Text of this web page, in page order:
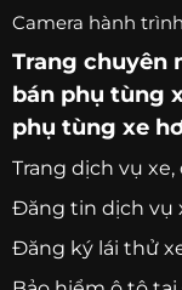
Camera hành
Trang chuyên
bán phụ tùng
phụ tùng xe
Trang dịch vụ xe,
Đăng tin dịch vụ
Đăng ký lái thử